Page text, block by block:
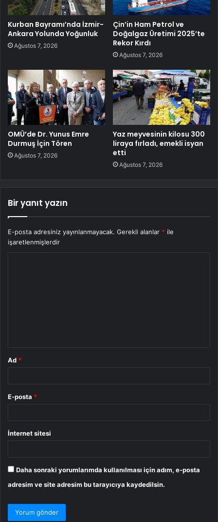
Kurban Bayramı’nda İzmir-
Ankara Yolunda Yoğunluk
Ağustos 7, 2026
Çin’in Ham Petrol ve
Doğalgaz Üretimi 2025’te
Rekor Kırdı
Ağustos 7, 2026
OMÜ’de Dr. Yunus Emre
Durmuş İçin Tören
Ağustos 7, 2026
Yaz meyvesinin kilosu 300
liraya fırladı, emekli isyan
etti
Ağustos 7, 2026
Bir yanıt yazın
E-posta adresiniz yayınlanmayacak. Gerekli alanlar * ile
işaretlenmişlerdir
Ad *
E-posta *
İnternet sitesi
Daha sonraki yorumlarımda kullanılması için adım, e-posta
adresim ve site adresim bu tarayıcıya kaydedilsin.